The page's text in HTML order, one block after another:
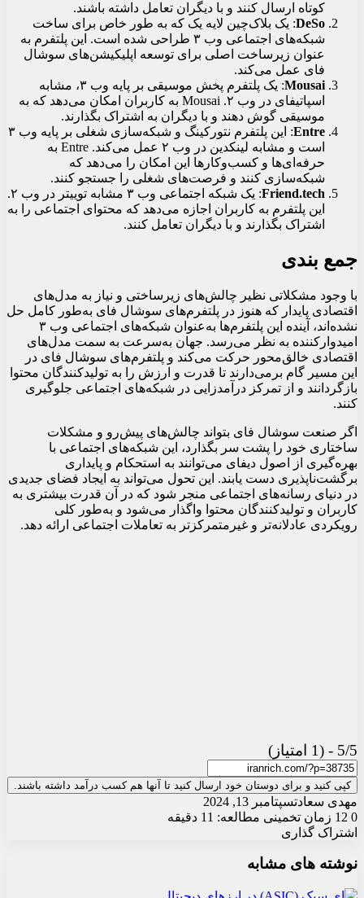
کوتاه ارسال کنند و با دیگران تعامل داشته باشند.
DeSo: یک بلاک‌چین لایه یک که به طور خاص برای ساخت
شبکه‌های اجتماعی وب ۳ طراحی شده است. این پلتفرم به
عنوان زیرساخت اصلی برای توسعه اپلیکیشن‌های سوشال
فای عمل می‌کند.
Mousai
: یک پلتفرم پخش موسیقی بر پایه وب ۳، مشابه
اسپاتیفای در وب ۲. Mousai به کاربران امکان می‌دهد که به
موسیقی گوش دهند و با دیگران به اشتراک بگذارند.
Entre
: این پلتفرم نتورکینگ و شبکه‌سازی شغلی بر پایه وب ۳
است و مشابه لینکدین در وب ۲ عمل می‌کند. Entre به
حرفه‌ای‌ها و کسب‌وکارها این امکان را می‌دهد که
شبکه‌سازی کنند و فرصت‌های شغلی را جستجو کنند.
Friend.tech
: یک شبکه اجتماعی وب ۳ مشابه توییتر در وب ۲.
این پلتفرم به کاربران اجازه می‌دهد که محتوای اجتماعی را به
اشتراک بگذارند و با دیگران تعامل کنند.
جمع بندی
با وجود مشکلاتی نظیر چالش‌های زیرساختی و نیاز به مدل‌های
اقتصادی پایدار که هنوز در پلتفرم‌های سوشال فای به‌طور کامل حل
نشده‌اند، آینده این پلتفرم‌ها به‌عنوان شبکه‌های اجتماعی وب ۳
امیدوارکننده به نظر می‌رسد. جهان به‌سرعت به سمت مدل‌های
اقتصادی خالق‌محور حرکت می‌کند و پلتفرم‌های سوشال فای در
این مسیر گام برمی‌دارند تا قدرت و ارزش را به تولیدکنندگان محتوا
بازگردانند و از تمرکز درآمدزایی در شبکه‌های اجتماعی جلوگیری
کنند.
اگر صنعت سوشال فای بتواند چالش‌های پیش‌رو و مشکلات
ساختاری خود را پشت سر بگذارد، این شبکه‌های اجتماعی با
بهره‌گیری از اصول دیفای می‌توانند به استحکام و پایداری
برگشت‌ناپذیری دست یابند. این تحول می‌تواند به ایجاد فضای جدیدی
در دنیای رسانه‌های اجتماعی منجر شود که در آن قدرت بیشتری به
کاربران و تولیدکنندگان محتوا واگذار می‌شود و به‌طور کلی
رویکردی عادلانه‌تر و غیرمتمرکزتر به تعاملات اجتماعی ارائه دهد.
5/5 - (1 امتیاز)
کپی کنید و برای دوستان خود ارسال کنید تا آنها هم کسب درآمد داشته باشند.
مهدی سعادتسپتامبر 13, 2024
0
زمان تخمینی مطالعه: 11 دقیقه
اشتراک گذاری
بوک
آپ
ایمیل
نوشته های مشابه